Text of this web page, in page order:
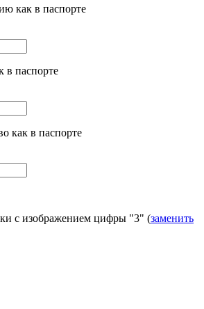
как в паспорте
в паспорте
как в паспорте
с изображением цифры "3" (заменить